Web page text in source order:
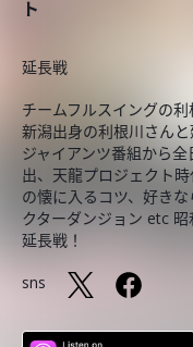
ト
延長戦
チームフルスイングの利
新潟出身の利根川さん
ジャイアンツ番組から
出、天龍プロジェクト
の懐に入るコツ、好き
クターダンジョン etc
延長戦！
sns